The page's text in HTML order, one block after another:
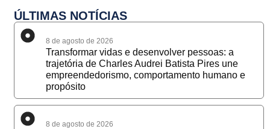
ÚLTIMAS NOTÍCIAS
8 de agosto de 2026
Transformar vidas e desenvolver pessoas: a
trajetória de Charles Audrei Batista Pires une
empreendedorismo, comportamento humano e
propósito
8 de agosto de 2026